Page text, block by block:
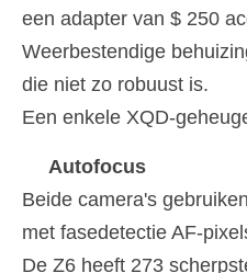
een adapter van $ 250
Weerbestendige
die niet zo robuust is.
Een enkele XQD-
Autofocus
Beide camera's
met fasedetectie AF-
De Z6 heeft 273